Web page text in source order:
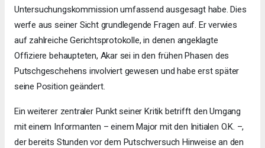
Untersuchungskommission umfassend ausgesagt habe. Dies
werfe aus seiner Sicht grundlegende Fragen auf. Er verwies
auf zahlreiche Gerichtsprotokolle, in denen angeklagte
Offiziere behaupteten, Akar sei in den frühen Phasen des
Putschgeschehens involviert gewesen und habe erst später
seine Position geändert.
Ein weiterer zentraler Punkt seiner Kritik betrifft den Umgang
mit einem Informanten – einem Major mit den Initialen O.K. –,
der bereits Stunden vor dem Putschversuch Hinweise an den